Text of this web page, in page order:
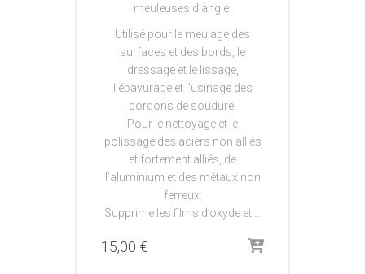
meuleuses d’angle.
Utilisé pour le meulage des
surfaces et des bords, le
dressage et le lissage,
l’ébavurage et l’usinage des
cordons de soudure.
Pour le nettoyage et le
polissage des aciers non alliés
et fortement alliés, de
l’aluminium et des métaux non
ferreux.
Supprime les films d’oxyde et …
15,00 €